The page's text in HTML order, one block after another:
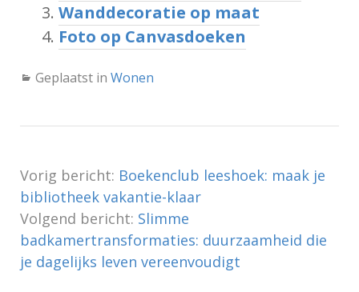
Wanddecoratie op maat
Foto op Canvasdoeken
Geplaatst in Wonen
Vorig bericht: Boekenclub leeshoek: maak je
bibliotheek vakantie-klaar
Volgend bericht: Slimme
badkamertransformaties: duurzaamheid die
je dagelijks leven vereenvoudigt